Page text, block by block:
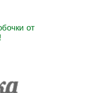
от